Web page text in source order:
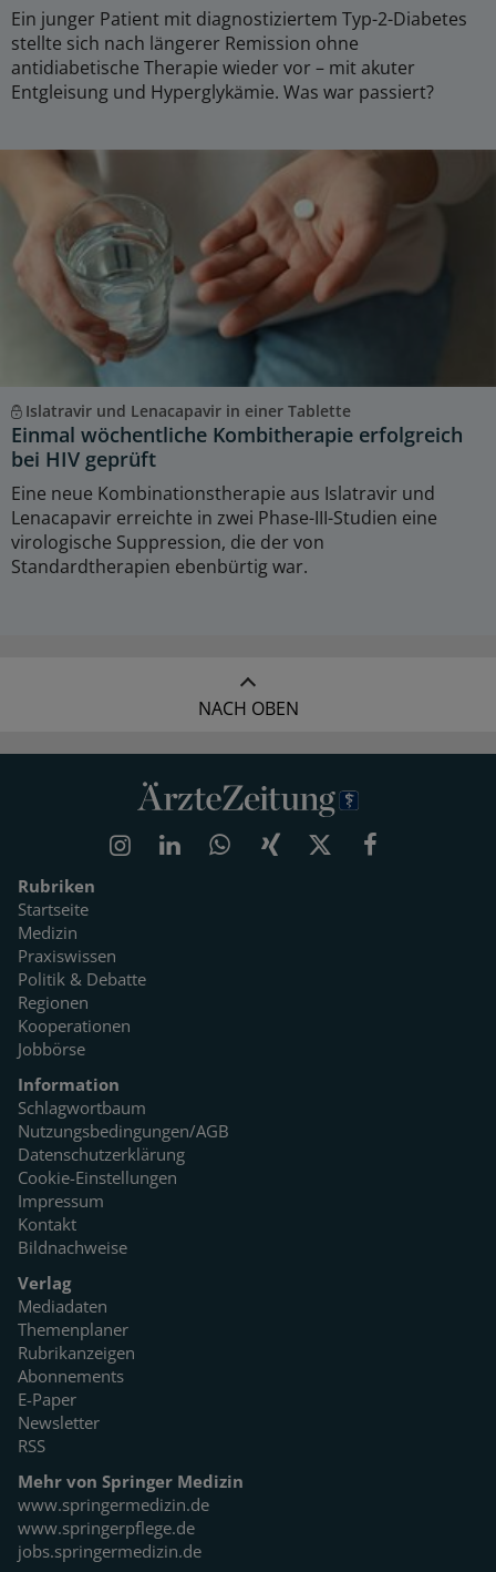
Ein junger Patient mit diagnostiziertem Typ-2-Diabetes
stellte sich nach längerer Remission ohne
antidiabetische Therapie wieder vor – mit akuter
Entgleisung und Hyperglykämie. Was war passiert?
Islatravir und Lenacapavir in einer Tablette
Einmal wöchentliche Kombitherapie erfolgreich
bei HIV geprüft
Eine neue Kombinationstherapie aus Islatravir und
Lenacapavir erreichte in zwei Phase-III-Studien eine
virologische Suppression, die der von
Standardtherapien ebenbürtig war.
NACH OBEN
Rubriken
Startseite
Medizin
Praxiswissen
Politik & Debatte
Regionen
Kooperationen
Jobbörse
Information
Schlagwortbaum
Nutzungsbedingungen/AGB
Datenschutzerklärung
Cookie-Einstellungen
Impressum
Kontakt
Bildnachweise
Verlag
Mediadaten
Themenplaner
Rubrikanzeigen
Abonnements
E-Paper
Newsletter
RSS
Mehr von Springer Medizin
www.springermedizin.de
www.springerpflege.de
jobs.springermedizin.de